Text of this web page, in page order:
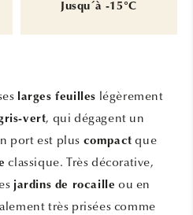
Jusqu´à -15°C
larges feuilles légèrement
vert, qui dégagent un
port est plus compact que
classique. Très décorative,
jardins de rocaille ou en
très prisées comme